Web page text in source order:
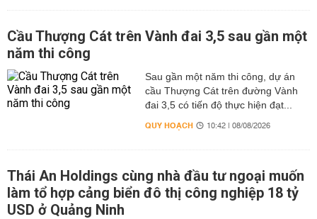
Cầu Thượng Cát trên Vành đai 3,5 sau gần một
năm thi công
Sau gần một năm thi công, dự án
cầu Thượng Cát trên đường Vành
đai 3,5 có tiến độ thực hiện đạt...
QUY HOẠCH 10:42 | 08/08/2026
Thái An Holdings cùng nhà đầu tư ngoại muốn
làm tổ hợp cảng biển đô thị công nghiệp 18 tỷ
USD ở Quảng Ninh